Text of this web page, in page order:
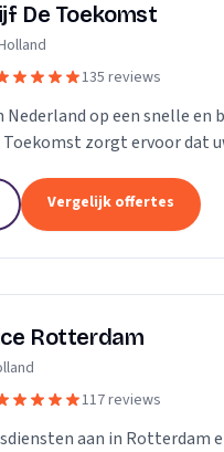
De Toekomst
135 reviews
Nederland op een snelle en
Toekomst zorgt ervoor dat
Vergelijk offertes
Rotterdam
117 reviews
aan in Rotterdam